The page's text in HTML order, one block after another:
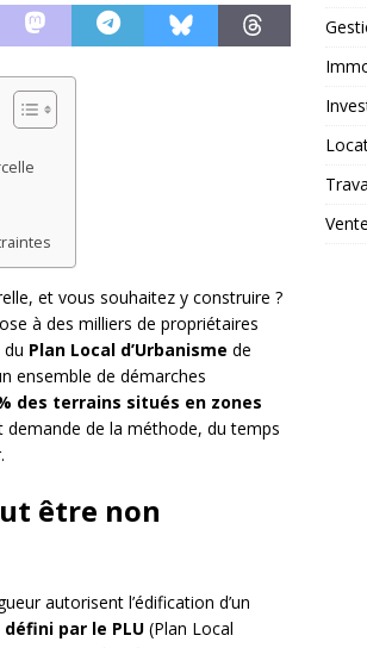
et vous souhaitez y construire ?
à des milliers de propriétaires
du Plan Local d’Urbanisme de
ensemble de démarches
des terrains situés en zones
de la méthode, du temps
être non
autorisent l’édification d’un
par le PLU (Plan Local
Vente